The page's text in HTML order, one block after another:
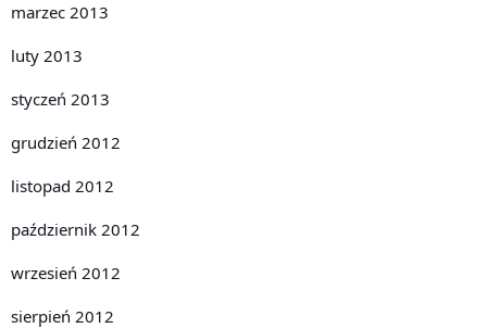
marzec 2013
luty 2013
styczeń 2013
grudzień 2012
listopad 2012
październik 2012
wrzesień 2012
sierpień 2012